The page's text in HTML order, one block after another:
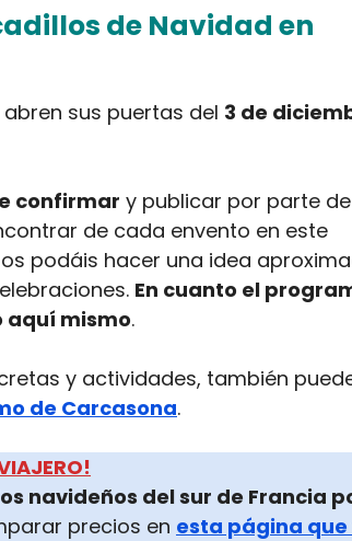
de Navidad en
sus puertas del 3 de
confirmar y publicar por parte
de cada envento en este
podáis hacer una idea
En cuanto el
aquí mismo.
y actividades, también
de Carcasona.
navideños del sur de Francia
precios en esta página que